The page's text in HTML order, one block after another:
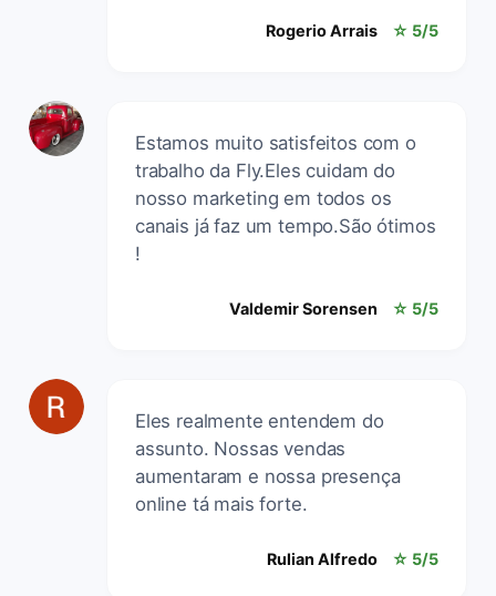
Rogerio Arrais ☆ 5/5
Estamos muito satisfeitos com o
trabalho da Fly.Eles cuidam do
nosso marketing em todos os
canais já faz um tempo.São ótimos
!
Valdemir Sorensen ☆ 5/5
Eles realmente entendem do
assunto. Nossas vendas
aumentaram e nossa presença
online tá mais forte.
Rulian Alfredo ☆ 5/5